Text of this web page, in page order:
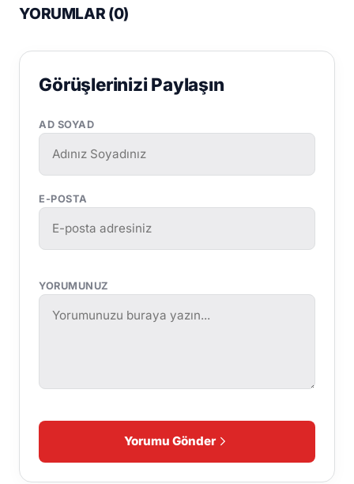
YORUMLAR (0)
Görüşlerinizi Paylaşın
AD SOYAD
E-POSTA
YORUMUNUZ
Yorumu Gönder